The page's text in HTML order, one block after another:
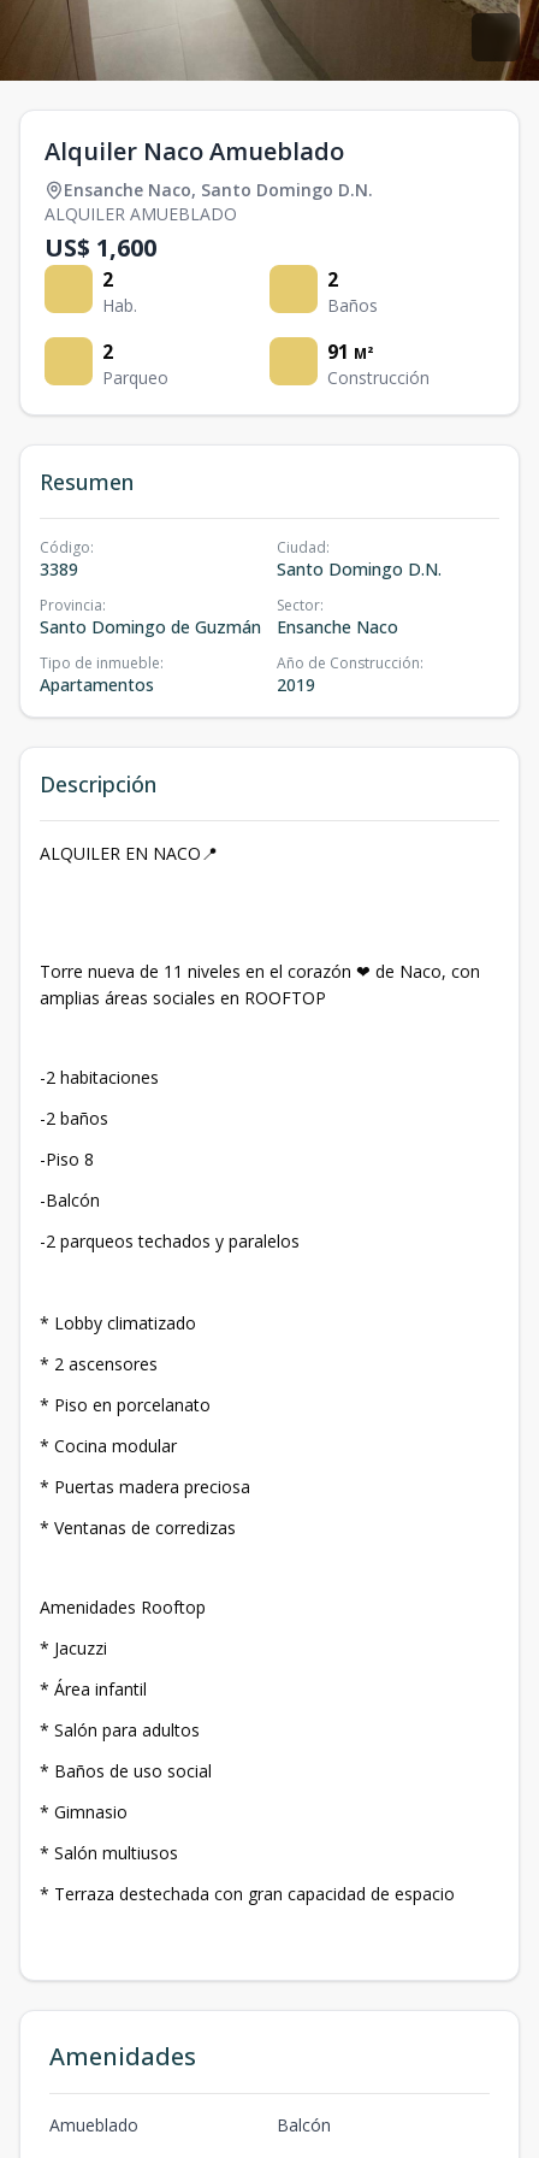
Alquiler Naco Amueblado
Ensanche Naco, Santo Domingo D.N.
ALQUILER AMUEBLADO
US$ 1,600
2
Hab.
2
Baños
2
Parqueo
91 M²
Construcción
Resumen
Código:
3389
Ciudad:
Santo Domingo D.N.
Provincia:
Santo Domingo de Guzmán
Sector:
Ensanche Naco
Tipo de inmueble:
Apartamentos
Año de Construcción:
2019
Descripción
ALQUILER EN NACO📍
Torre nueva de 11 niveles en el corazón ❤ de Naco, con
amplias áreas sociales en ROOFTOP
-2 habitaciones
-2 baños
-Piso 8
-Balcón
-2 parqueos techados y paralelos
* Lobby climatizado
* 2 ascensores
* Piso en porcelanato
* Cocina modular
* Puertas madera preciosa
* Ventanas de corredizas
Amenidades Rooftop
* Jacuzzi
* Área infantil
* Salón para adultos
* Baños de uso social
* Gimnasio
* Salón multiusos
* Terraza destechada con gran capacidad de espacio
Amenidades
Amueblado
Balcón